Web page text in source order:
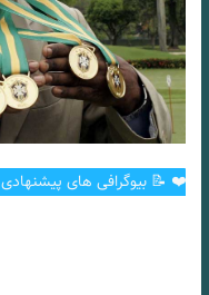
❤️ 📝 بیوگرافی های پیشنهادی